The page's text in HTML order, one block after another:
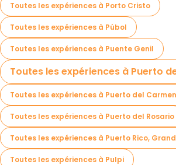
Toutes les expériences à Porto Cristo
Toutes les expériences à Púbol
Toutes les expériences à Puente Genil
Toutes les expériences à Puerto
Toutes les expériences à Puerto del Carmen
Toutes les expériences à Puerto del Rosario
Toutes les expériences à Puerto Rico,
Toutes les expériences à Pulpi